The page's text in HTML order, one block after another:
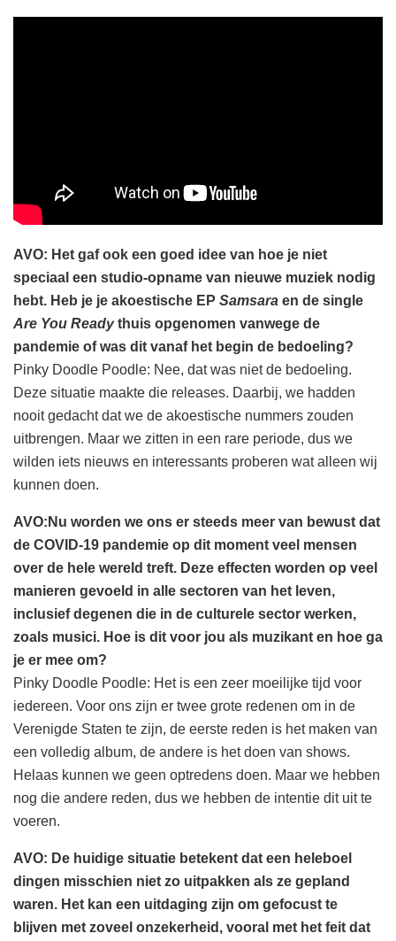
AVO: Het gaf ook een goed idee van hoe je niet
speciaal een studio-opname van nieuwe muziek nodig
hebt. Heb je je akoestische EP Samsara en de single
Are You Readythuis opgenomen vanwege de
pandemie of was dit vanaf het begin de bedoeling?
Pinky Doodle Poodle: Nee, dat was niet de bedoeling.
Deze situatie maakte die releases. Daarbij, we hadden
nooit gedacht dat we de akoestische nummers zouden
uitbrengen. Maar we zitten in een rare periode, dus we
wilden iets nieuws en interessants proberen wat alleen wij
kunnen doen.
AVO:Nu worden we ons er steeds meer van bewust dat
de COVID-19 pandemie op dit moment veel mensen
over de hele wereld treft. Deze effecten worden op veel
manieren gevoeld in alle sectoren van het leven,
inclusief degenen die in de culturele sector werken,
zoals musici. Hoe is dit voor jou als muzikant en hoe ga
je er mee om?
Pinky Doodle Poodle: Het is een zeer moeilijke tijd voor
iedereen. Voor ons zijn er twee grote redenen om in de
Verenigde Staten te zijn, de eerste reden is het maken van
een volledig album, de andere is het doen van shows.
Helaas kunnen we geen optredens doen. Maar we hebben
nog die andere reden, dus we hebben de intentie dit uit te
voeren.
AVO: De huidige situatie betekent dat een heleboel
dingen misschien niet zo uitpakken als ze gepland
waren. Het kan een uitdaging zijn om gefocust te
blijven met zoveel onzekerheid, vooral met het feit dat